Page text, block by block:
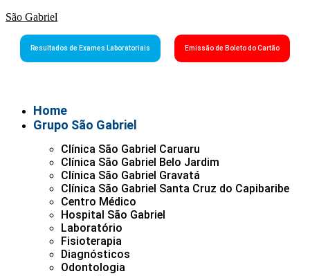
São Gabriel
Resultados de Exames Laboratoriais Emissão de Boleto do Cartão
Home
Grupo São Gabriel
Clínica São Gabriel Caruaru
Clínica São Gabriel Belo Jardim
Clínica São Gabriel Gravatá
Clínica São Gabriel Santa Cruz do Capibaribe
Centro Médico
Hospital São Gabriel
Laboratório
Fisioterapia
Diagnósticos
Odontologia